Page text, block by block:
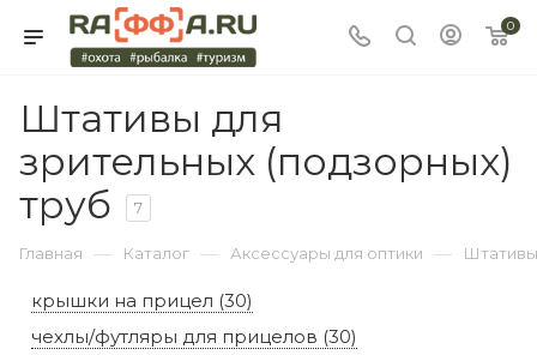
0
Штативы для
зрительных (подзорных)
труб
7
Главная — Каталог — Аксессуары для оптики —
крышки на прицел (30)
чехлы/футляры для прицелов (30)